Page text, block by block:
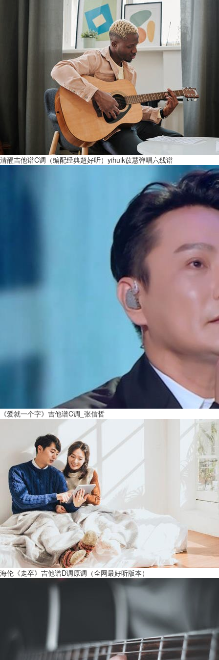
清醒吉他谱C调（编配经典超好听）yihuik苡慧弹唱六线谱
《爱就一个字》吉他谱C调_张信哲
海伦《走卒》吉他谱D调原调（全网最好听版本）